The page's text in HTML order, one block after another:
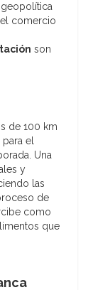
geopolítica
comercio
son
de 100 km
para el
Una
y
las
de
como
que